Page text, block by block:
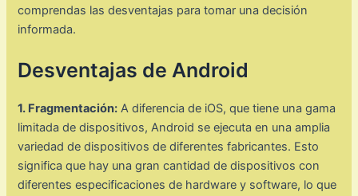
comprendas las desventajas para tomar una decisión
informada.
Desventajas de Android
1. Fragmentación: A diferencia de iOS, que tiene una gama
limitada de dispositivos, Android se ejecuta en una amplia
variedad de dispositivos de diferentes fabricantes. Esto
significa que hay una gran cantidad de dispositivos con
diferentes especificaciones de hardware y software, lo que